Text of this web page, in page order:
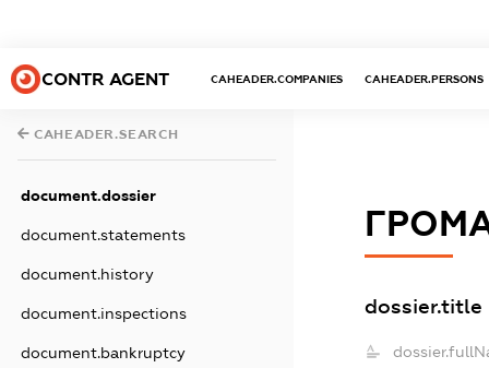
CONTR AGENT CAHEADER.COMPANIES CAHEADER.PERSONS
CAHEADER.SEARCH
document.dossier
document.statements
document.history
document.inspections
document.bankruptcy
dossier.title